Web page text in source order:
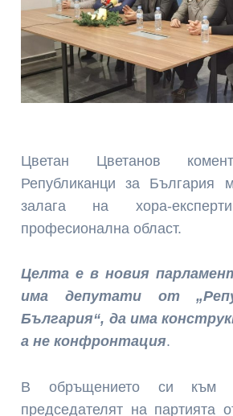
Цветан Цветанов
Републиканци за България
залага на хора-
професионална област.
Целта е в новия
има депутати от
България“, да има
а не конфронтация.
В обръщението си към
председателят на партията